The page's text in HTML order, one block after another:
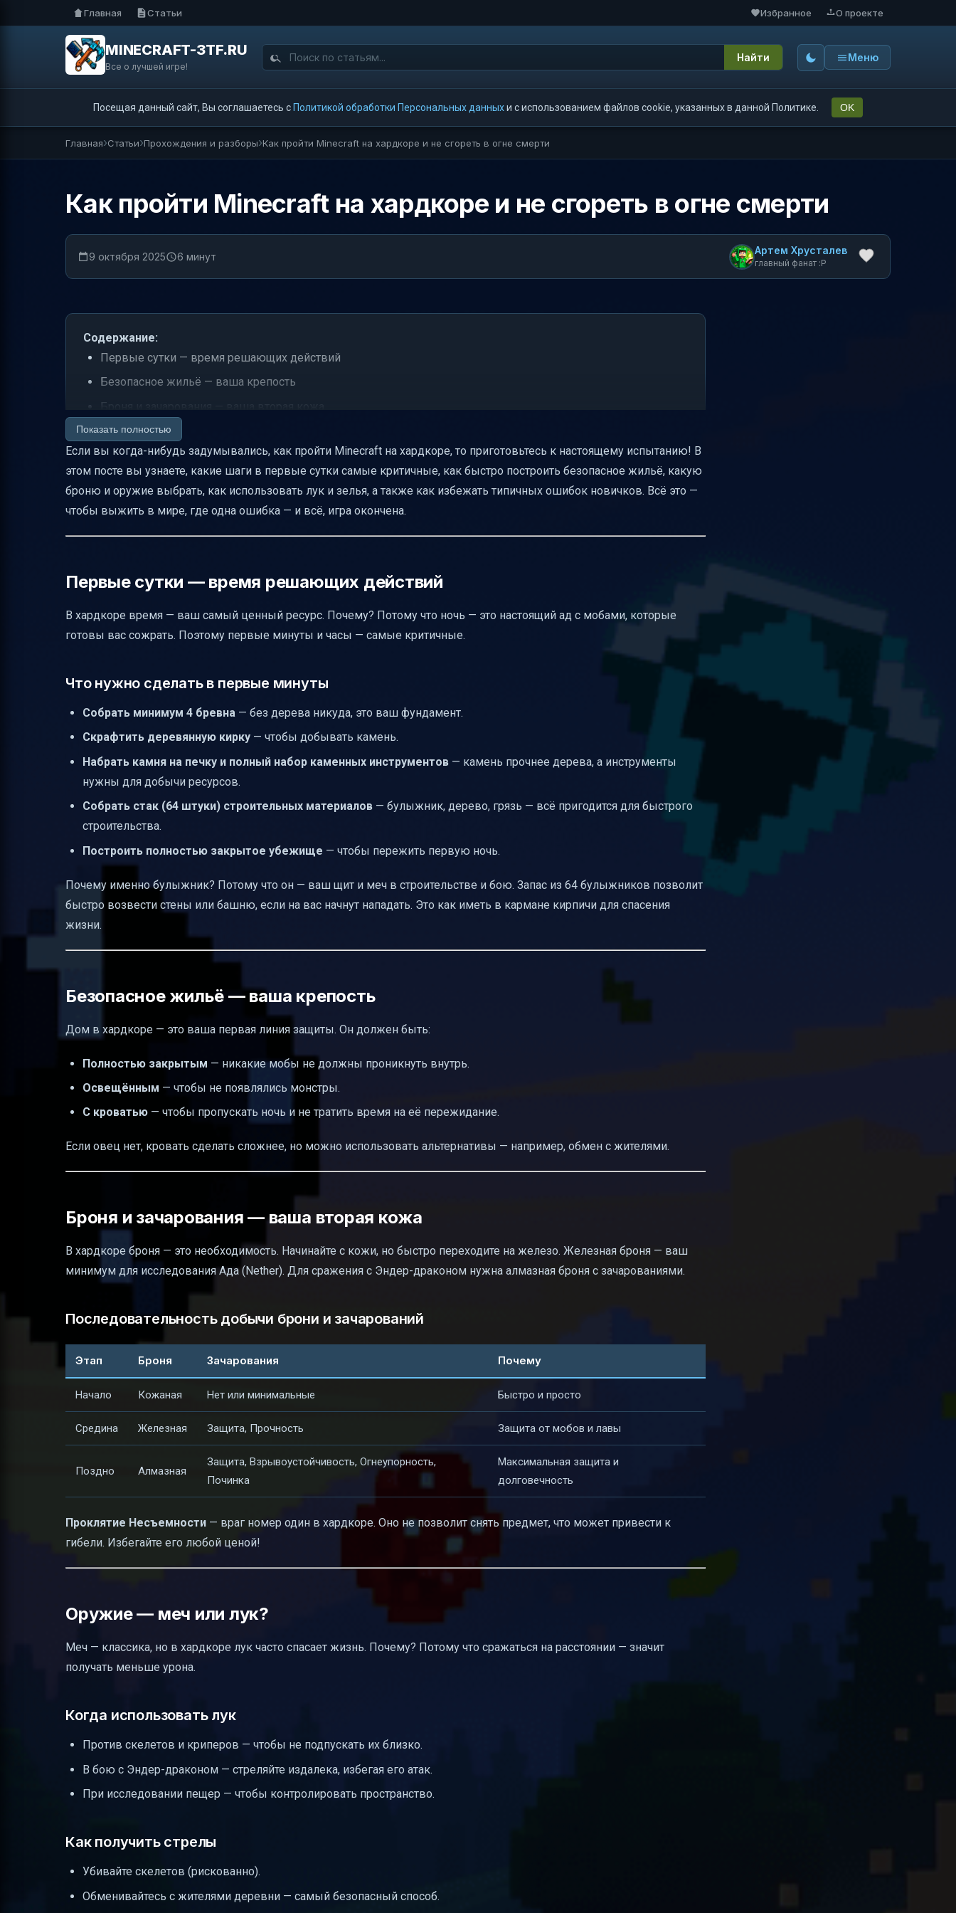
Главная Статьи Избранное О проекте
MINECRAFT-3TF.RU
Все о лучшей игре!
Найти Меню
Посещая данный сайт, Вы соглашаетесь с Политикой обработки Персональных данныхи с использованием файлов cookie, указанных в данной Политике. OK
Главная Статьи Прохождения и разборы Как пройти Minecraft на хардкоре и не сгореть в огне смерти
Как пройти Minecraft на хардкоре и не сгореть в огне смерти
9 октября 2025 6 минут Артем Хрусталев
главный фанат :P
Содержание:
Первые сутки — время решающих действий
Безопасное жильё — ваша крепость
Броня и зачарования — ваша вторая кожа
Оружие — меч или лук?
Пища — топливо для выживания
Ведро с водой — ваш спасатель
Типичные ошибки новичков и как их избежать
Показать полностью
Если вы когда-нибудь задумывались, как пройти Minecraft на хардкоре, то приготовьтесь к настоящему испытанию! В
этом посте вы узнаете, какие шаги в первые сутки самые критичные, как быстро построить безопасное жильё, какую
броню и оружие выбрать, как использовать лук и зелья, а также как избежать типичных ошибок новичков. Всё это —
чтобы выжить в мире, где одна ошибка — и всё, игра окончена.
Первые сутки — время решающих действий
В хардкоре время — ваш самый ценный ресурс. Почему? Потому что ночь — это настоящий ад с мобами, которые
готовы вас сожрать. Поэтому первые минуты и часы — самые критичные.
Что нужно сделать в первые минуты
Собрать минимум 4 бревна — без дерева никуда, это ваш фундамент.
Скрафтить деревянную кирку — чтобы добывать камень.
Набрать камня на печку и полный набор каменных инструментов — камень прочнее дерева, а инструменты
нужны для добычи ресурсов.
Собрать стак (64 штуки) строительных материалов — булыжник, дерево, грязь — всё пригодится для быстрого
строительства.
Построить полностью закрытое убежище — чтобы пережить первую ночь.
Почему именно булыжник? Потому что он — ваш щит и меч в строительстве и бою. Запас из 64 булыжников позволит
быстро возвести стены или башню, если на вас начнут нападать. Это как иметь в кармане кирпичи для спасения
жизни.
Безопасное жильё — ваша крепость
Дом в хардкоре — это ваша первая линия защиты. Он должен быть:
Полностью закрытым — никакие мобы не должны проникнуть внутрь.
Освещённым — чтобы не появлялись монстры.
С кроватью — чтобы пропускать ночь и не тратить время на её пережидание.
Если овец нет, кровать сделать сложнее, но можно использовать альтернативы — например, обмен с жителями.
Броня и зачарования — ваша вторая кожа
В хардкоре броня — это необходимость. Начинайте с кожи, но быстро переходите на железо. Железная броня — ваш
минимум для исследования Ада (Nether). Для сражения с Эндер-драконом нужна алмазная броня с зачарованиями.
Последовательность добычи брони и зачарований
Этап Броня Зачарования Почему
Начало Кожаная Нет или минимальные Быстро и просто
Средина Железная Защита, Прочность Защита от мобов и лавы
Поздно Алмазная
Защита, Взрывоустойчивость, Огнеупорность,
Починка
Максимальная защита и
долговечность
Проклятие Несъемности — враг номер один в хардкоре. Оно не позволит снять предмет, что может привести к
гибели. Избегайте его любой ценой!
Оружие — меч или лук?
Меч — классика, но в хардкоре лук часто спасает жизнь. Почему? Потому что сражаться на расстоянии — значит
получать меньше урона.
Когда использовать лук
Против скелетов и криперов — чтобы не подпускать их близко.
В бою с Эндер-драконом — стреляйте издалека, избегая его атак.
При исследовании пещер — чтобы контролировать пространство.
Как получить стрелы
Убивайте скелетов (рискованно).
Обменивайтесь с жителями деревни — самый безопасный способ.